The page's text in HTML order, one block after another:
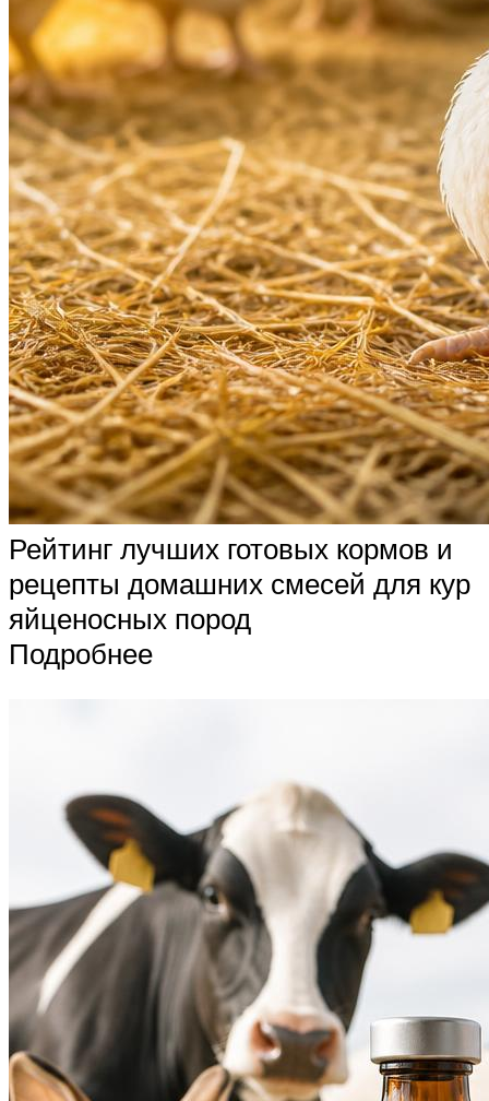
Рейтинг лучших готовых кормов и
рецепты домашних смесей для кур
яйценосных пород
Подробнее